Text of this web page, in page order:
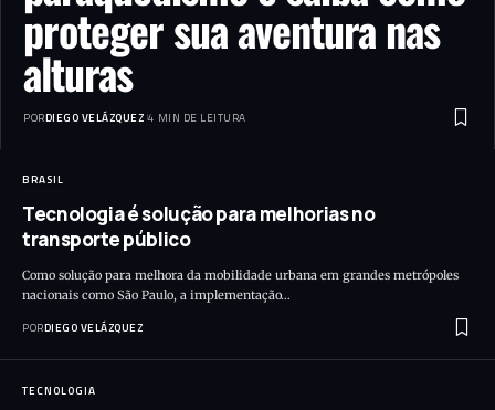
proteger sua aventura nas
alturas
PORDIEGO VELÁZQUEZ 4 MIN DE LEITURA
BRASIL
Tecnologia é solução para melhorias no
transporte público
Como solução para melhora da mobilidade urbana em grandes metrópoles
nacionais como São Paulo, a implementação…
PORDIEGO VELÁZQUEZ
TECNOLOGIA